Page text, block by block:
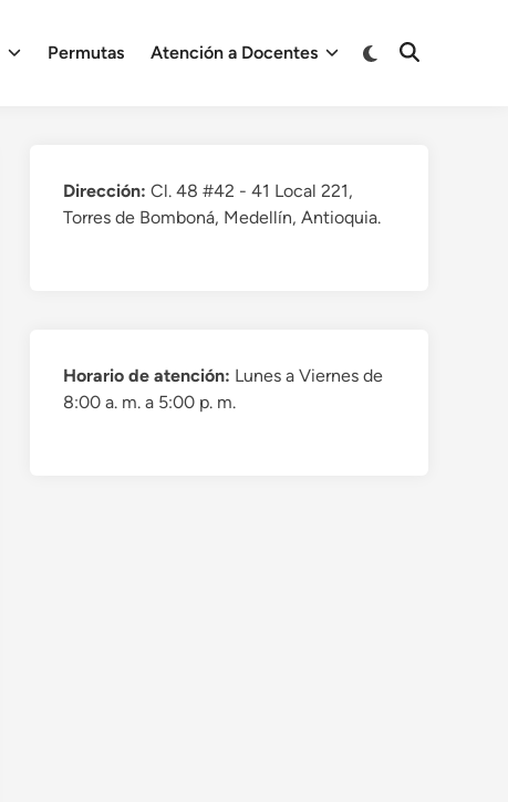
Permutas Atención a Docentes
Cambiar
Abrir
Dirección: Cl. 48 #42 - 41 Local 221,
Torres de Bomboná, Medellín, Antioquia.
Horario de atención: Lunes a Viernes de
8:00 a. m. a 5:00 p. m.